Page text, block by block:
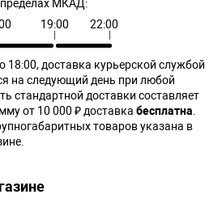
МКАД:
19:00 22:00
18:00, доставка курьерской службой
на следующий день при любой
стандартной доставки составляет
от 10 000 ₽ доставка бесплатна
товаров указана в